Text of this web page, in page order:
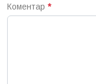
Коментар *